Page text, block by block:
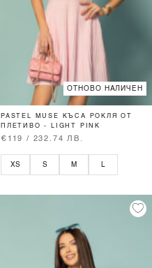
ОТНОВО НАЛИЧЕН
PASTEL MUSE КЪСА РОКЛЯ ОТ
ПЛЕТИВО - LIGHT PINK
€119 / 232.74 ЛВ.
XS S M